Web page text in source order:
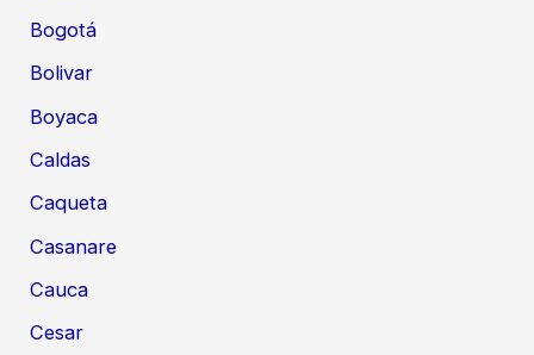
Bogotá
Bolivar
Boyaca
Caldas
Caqueta
Casanare
Cauca
Cesar